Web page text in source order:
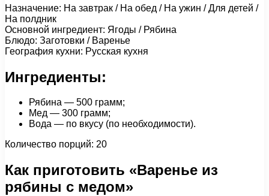
Назначение: На завтрак / На обед / На ужин / Для детей /
На полдник
Основной ингредиент: Ягоды / Рябина
Блюдо: Заготовки / Варенье
География кухни: Русская кухня
Ингредиенты:
Рябина — 500 грамм;
Мед — 300 грамм;
Вода — по вкусу (по необходимости).
Количество порций: 20
Как приготовить «Варенье из
рябины с медом»